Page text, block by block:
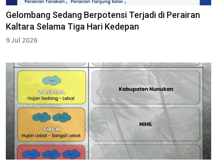
Gelombang Sedang Berpotensi Terjadi di Perairan
Kaltara Selama Tiga Hari Kedepan
9 Jul 2026